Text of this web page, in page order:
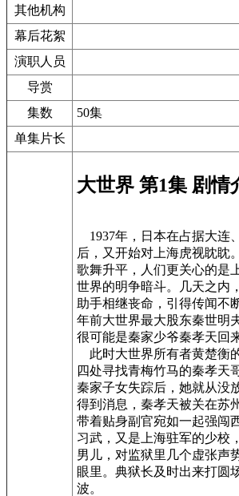
其他机构
幕后花絮
演职人员
导赏
集数
50集
单集片长
大世界 第1集 剧情
1937年，日本在占据大连
后，又开始对上海虎视眈眈
歌舞升平，人们更关心的是
世界的明争暗斗。几天之内
助手相继丧命，引得传闻不
年前大世界最大股东秦世明
很可能是秦家少爷秦孝天回
此时大世界所有者黄楚衡
四处寻找青梅竹马的秦孝天
秦家子女失踪后，她就从没
得到消息，秦孝天被关在苏
带着贴身副官宛如一起强闯
习武，又是上海驻军的少校
男儿，对监狱里几个虚张声
眼里。典狱长及时出来打圆
波。